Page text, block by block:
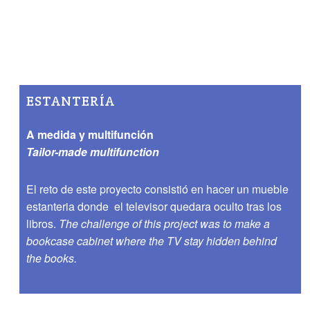
ESTANTERÍA
A medida y multifunción
Tailor-made multifunction
El reto de este proyecto consistió en hacer un mueble
estanteria donde el televisor quedara oculto tras los
libros. The challenge of this project was to make a
bookcase cabinet where the TV stay hidden behind
the books.